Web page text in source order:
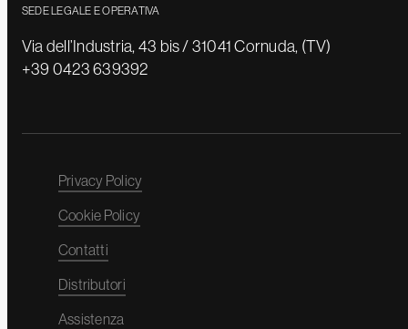
SEDE LEGALE E OPERATIVA
Via dell’Industria, 43 bis / 31041 Cornuda, (TV)
+39 0423 639392
Privacy Policy
Cookie Policy
Contatti
Distributori
Assistenza